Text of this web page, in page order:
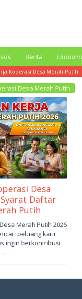
Berita Ekonomi
Koperasi Desa Merah Putih
Desa Merah Putih
Desa
Daftar
Putih
Merah Putih 2026
peluang karir
ingin berkontribusi
…